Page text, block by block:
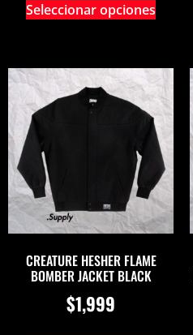
Seleccionar opciones
CREATURE HESHER FLAME
BOMBER JACKET BLACK
$1,999